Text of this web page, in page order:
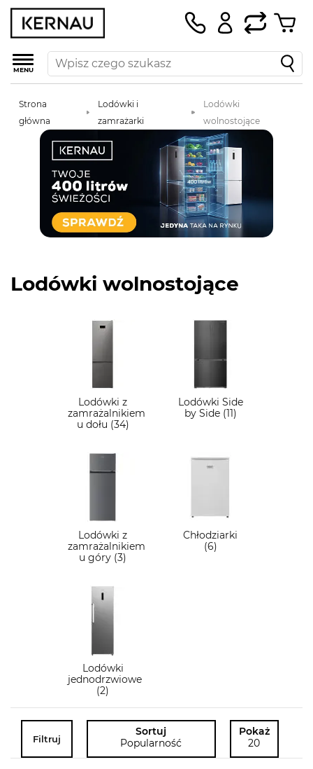
MENU
Strona
główna
Lodówki i
zamrażarki
Lodówki
wolnostojące
Lodówki wolnostojące
Lodówki z
zamrażalnikiem
u dołu (34)
Lodówki Side
by Side (11)
Lodówki z
zamrażalnikiem
u góry (3)
Chłodziarki
(6)
Lodówki
jednodrzwiowe
(2)
Filtruj
Sortuj
Popularność
Pokaż
20